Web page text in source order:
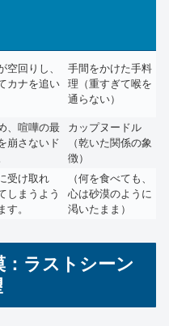
空回りし、
カナを追い
手間をかけた手料
理（重すぎて喉を
通らない）
、喧嘩の最
崩さないド
カップヌードル
（乾いた関係の象
徴）
受け取れ
しまうよう
す。
（何を食べても、
心は砂漠のように
渇いたまま）
ラストシーン